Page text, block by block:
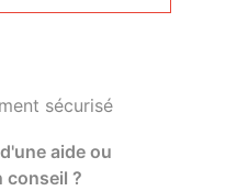
sécurisé
aide ou
conseil ?